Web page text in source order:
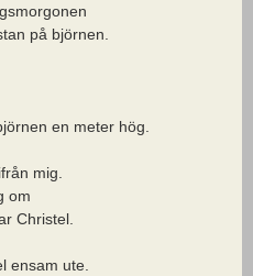
på björnen.
en meter hög.
mig.
om
Christel.
ensam ute.